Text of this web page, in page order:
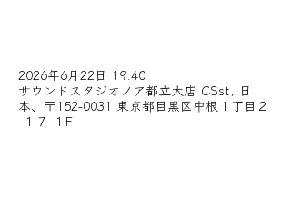
2026年6月22日 19:40
サウンドスタジオノア都立大店 CSst, 日
本、〒152-0031 東京都目黒区中根１丁目２
−１７ １F